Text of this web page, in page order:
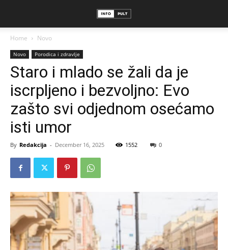
Home Novo
Novo Porodica i zdravlje
Staro i mlado se žali da je
iscrpljeno i bezvoljno: Evo
zašto svi odjednom osećamo
isti umor
By Redakcija - December 16, 2025 1552 0